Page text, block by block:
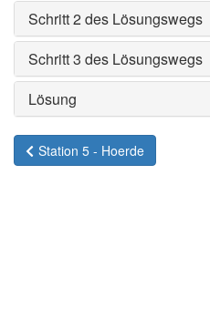
Schritt 2 des Lösungswegs
Schritt 3 des Lösungswegs
Lösung
Station 5 - Hoerde